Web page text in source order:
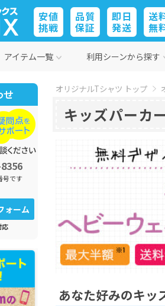
安値
挑戦
品質
保証
即日
発送
送
無
アイテム一覧 利用シーンから探す
オリジナルTシャツ トップ
キッズパーカ
あなた好みのキッ
せ
号です
ォーム
応